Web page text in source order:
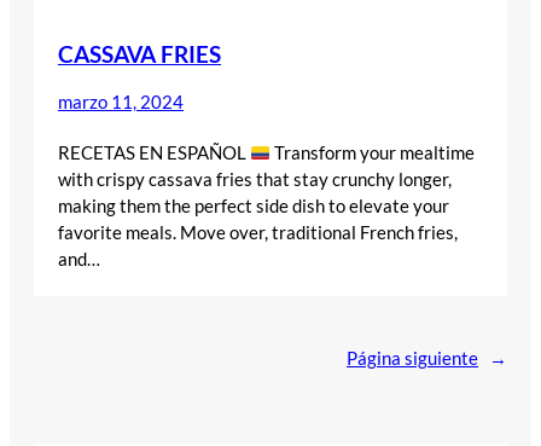
CASSAVA FRIES
marzo 11, 2024
RECETAS EN ESPAÑOL
Transform your mealtime
with crispy cassava fries that stay crunchy longer,
making them the perfect side dish to elevate your
favorite meals. Move over, traditional French fries,
and…
Página siguiente →